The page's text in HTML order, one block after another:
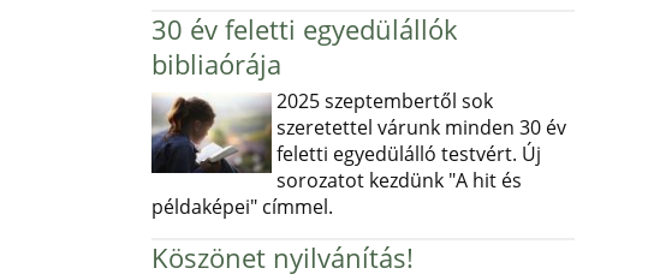
30 év feletti egyedülállók
bibliaórája
2025 szeptembertől sok
szeretettel várunk minden 30 év
feletti egyedülálló testvért. Új
sorozatot kezdünk "A hit és
példaképei" címmel.
Köszönet nyilvánítás!